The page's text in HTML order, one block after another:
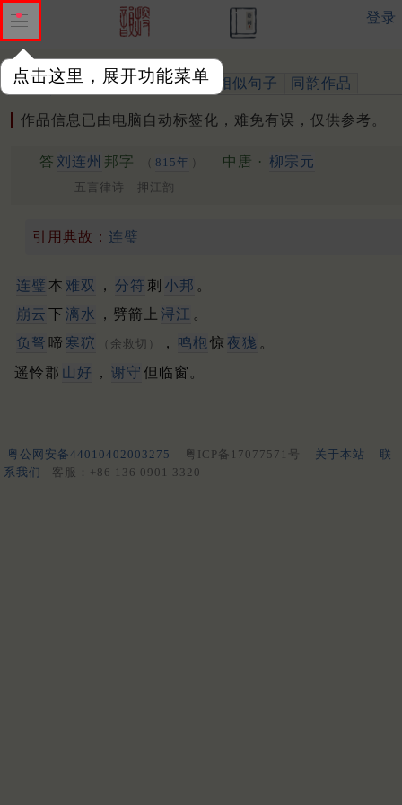
点击这里，展开功能菜单
登录
作品 标注四声 出处、引用 相似句子 同韵作品
作品信息已由电脑自动标签化，难免有误，仅供参考。
答 刘连州 邦字 （ 815年 ） 中唐 · 柳宗元
五言律诗 押江韵
引用典故： 连璧
连璧 本 难双 ， 分符 刺 小邦 。
崩云 下漓水 ，劈箭上 浔江 。
负弩 啼 寒狖 （余救切） ， 鸣枹 惊 夜狵 。
遥怜郡 山好 ， 谢守 但临窗。
粤公网安备44010402003275 粤ICP备17077571号 关于本站
联
系我们
客服：+86 136 0901 3320